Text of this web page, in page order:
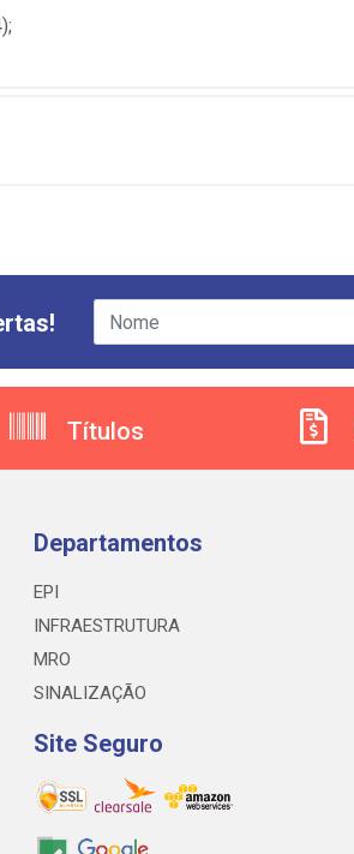
Títulos
Departamentos
EPI
INFRAESTRUTURA
MRO
SINALIZAÇÃO
Site Seguro